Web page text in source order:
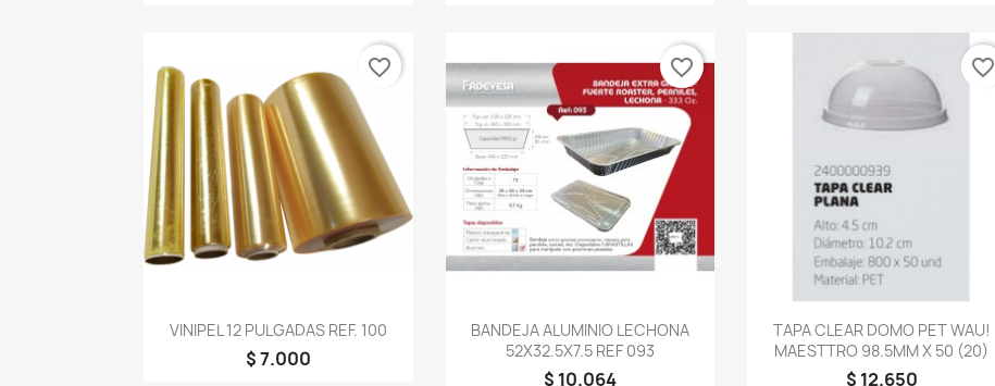
Vista rápida
VINIPEL 12 PULGADAS REF. 100
$ 7.000
favorite_border
 Vista rápida
BANDEJA ALUMINIO LECHONA
52X32.5X7.5 REF 093
$ 10.064
favorite_border
Vista rápida
TAPA CLEAR DOMO PET WAU!
MAESTTRO 98.5MM X 50 (20)
$ 12.650
favorite_border